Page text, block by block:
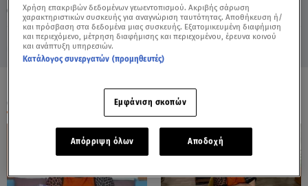
09.12.20, 13:06 ΖΩΔΙΑ
ΟΛΑ ΤΑ ΒΙΝΤΕΟ
Χρήση επακριβών δεδομένων γεωεντοπισμού. Ακριβής σάρωση
χαρακτηριστικών συσκευής για αναγνώριση ταυτότητας. Αποθήκευση ή/
και πρόσβαση στα δεδομένα μιας συσκευής. Εξατομικευμένη διαφήμιση
και περιεχόμενο, μέτρηση διαφήμισης και περιεχομένου, έρευνα κοινού
και ανάπτυξη υπηρεσιών.
Κατάλογος συνεργατών (προμηθευτές)
Εμφάνιση σκοπών
Απόρριψη όλων Αποδοχή